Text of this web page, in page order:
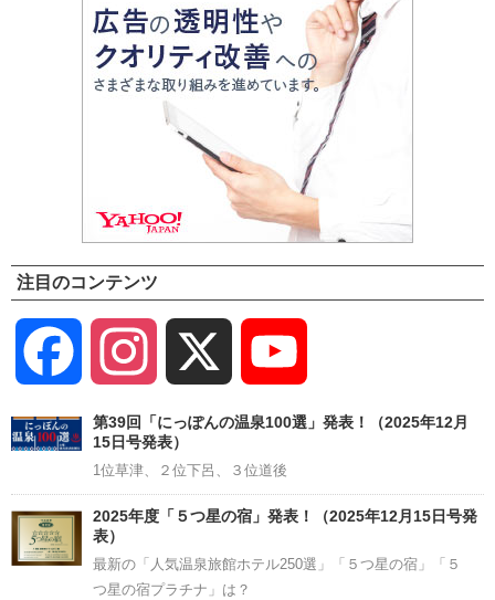
注目のコンテンツ
Facebook Instagram
Channel
第39回「にっぽんの温泉100選」発表！（2025年12月
15日号発表）
1位草津、２位下呂、３位道後
2025年度「５つ星の宿」発表！（2025年12月15日号発
表）
最新の「人気温泉旅館ホテル250選」「５つ星の宿」「５
つ星の宿プラチナ」は？